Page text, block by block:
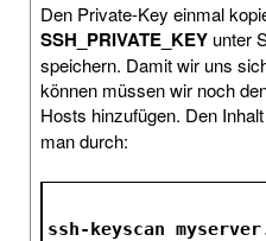
Den Private-Key einmal
SSH_PRIVATE_KEY unter
speichern. Damit wir uns
können müssen wir noch
Hosts hinzufügen. Den
man durch:
ssh-keyscan myserver